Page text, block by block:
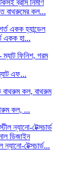
বাথরুমের কল...
একক হা...
এফ...
কল, ...
টেক্সচার্ড...